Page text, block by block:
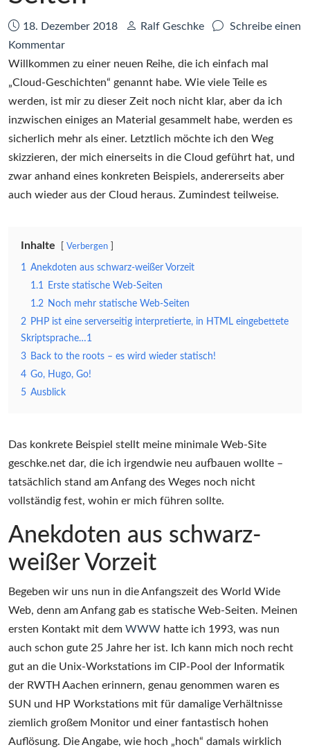
Datum:
18. Dezember 2018 Autor:
Ralf Geschke
Schreibe einen
Kommentarzu
Cloud-
Geschichten
–
Teil
1
–
Statische
Web-
Willkommen zu einer neuen Reihe, die ich einfach mal
„Cloud-Geschichten“ genannt habe. Wie viele Teile es
werden, ist mir zu dieser Zeit noch nicht klar, aber da ich
inzwischen einiges an Material gesammelt habe, werden es
sicherlich mehr als einer. Letztlich möchte ich den Weg
skizzieren, der mich einerseits in die Cloud geführt hat, und
zwar anhand eines konkreten Beispiels, andererseits aber
auch wieder aus der Cloud heraus. Zumindest teilweise.
Inhalte Verbergen
1 Anekdoten aus schwarz-weißer Vorzeit
1.1 Erste statische Web-Seiten
1.2 Noch mehr statische Web-Seiten
2 PHP ist eine serverseitig interpretierte, in HTML eingebettete
Skriptsprache…1
3 Back to the roots – es wird wieder statisch!
4 Go, Hugo, Go!
5 Ausblick
Das konkrete Beispiel stellt meine minimale Web-Site
geschke.net dar, die ich irgendwie neu aufbauen wollte –
tatsächlich stand am Anfang des Weges noch nicht
vollständig fest, wohin er mich führen sollte.
Anekdoten aus schwarz-
weißer Vorzeit
Begeben wir uns nun in die Anfangszeit des World Wide
Web, denn am Anfang gab es statische Web-Seiten. Meinen
ersten Kontakt mit dem WWW hatte ich 1993, was nun
auch schon gute 25 Jahre her ist. Ich kann mich noch recht
gut an die Unix-Workstations im CIP-Pool der Informatik
der RWTH Aachen erinnern, genau genommen waren es
SUN und HP Workstations mit für damalige Verhältnisse
ziemlich großem Monitor und einer fantastisch hohen
Auflösung. Die Angabe, wie hoch „hoch“ damals wirklich